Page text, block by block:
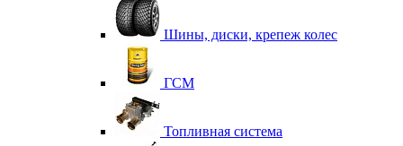
Шины, диски, крепеж колес
ГСМ
Топливная система